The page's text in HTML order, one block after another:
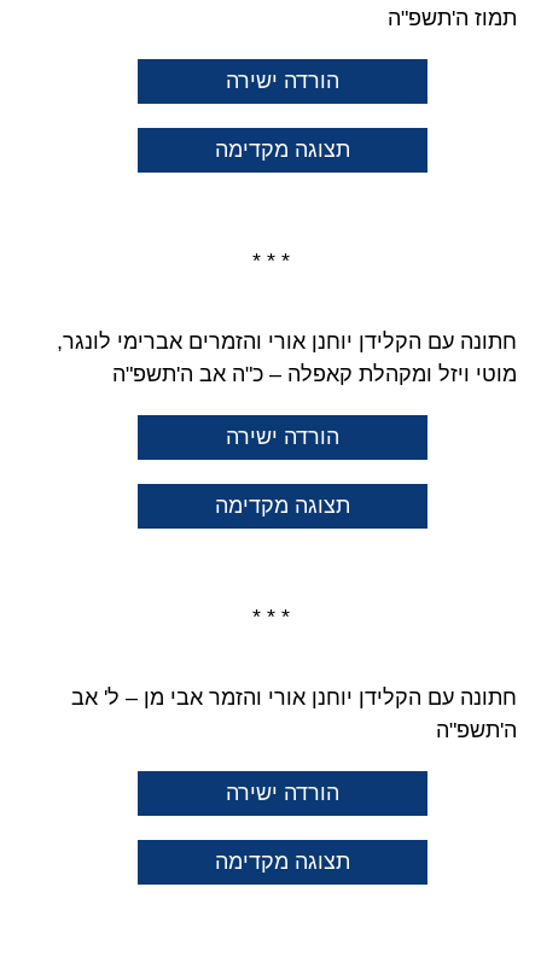
תמוז ה'תשפ"ה
הורדה ישירה
תצוגה מקדימה
* * *
חתונה עם הקלידן יוחנן אורי והזמרים אברימי לונגר,
מוטי ויזל ומקהלת קאפלה – כ"ה אב ה'תשפ"ה
הורדה ישירה
תצוגה מקדימה
* * *
חתונה עם הקלידן יוחנן אורי והזמר אבי מן – ל' אב
ה'תשפ"ה
הורדה ישירה
תצוגה מקדימה